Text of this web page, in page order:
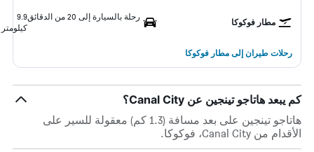
مطار فوكوكا
رحلة بالسيارة إلى 20 من الدقائق
9.9
كيلومتر
رحلات طيران إلى مطار فوكوكا
كم يبعد هاتاجو تينجين عن Canal City؟
هاتاجو تينجين على بعد مسافة (1.3 كم) معقولة للسير على
الأقدام من Canal City، فوكوكا.